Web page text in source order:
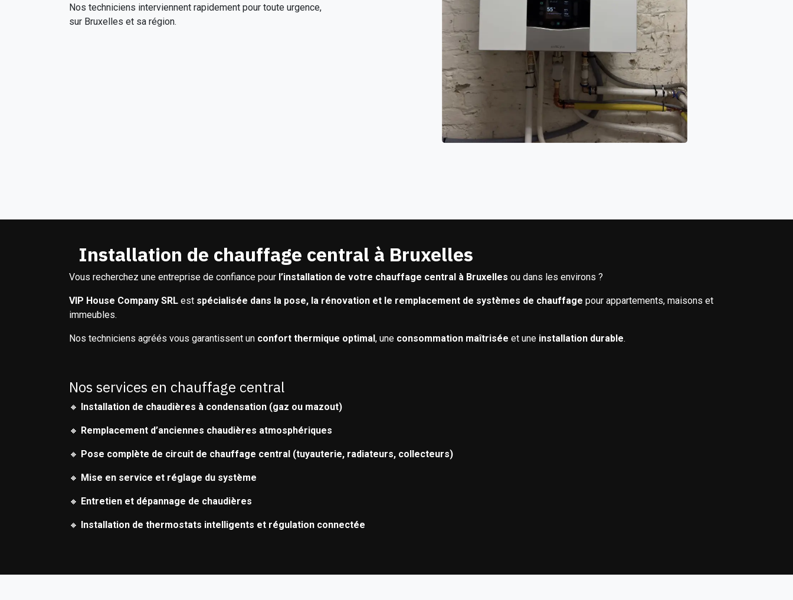
Nos techniciens interviennent rapidement pour toute urgence,
sur Bruxelles et sa région.
Installation de chauffage central à Bruxelles
Vous recherchez une entreprise de confiance pour l’installation de votre chauffage central à Bruxelles ou dans les environs ?
VIP House Company SRL est spécialisée dans la pose, la rénovation et le remplacement de systèmes de chauffage pour appartements, maisons et
immeubles.
Nos techniciens agréés vous garantissent un confort thermique optimal , une consommation maîtrisée et une installation durable.
Nos services en chauffage central
🔸 Installation de chaudières à condensation (gaz ou mazout)
🔸 Remplacement d’anciennes chaudières atmosphériques
🔸 Pose complète de circuit de chauffage central (tuyauterie, radiateurs, collecteurs)
🔸 Mise en service et réglage du système
🔸 Entretien et dépannage de chaudières
🔸 Installation de thermostats intelligents et régulation connectée